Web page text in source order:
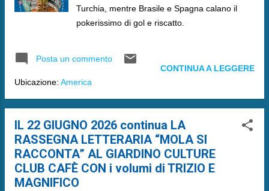
Turchia, mentre Brasile e Spagna calano il
pokerissimo di gol e riscatto.
Posta un commento
Ubicazione: America
CONTINUA A LEGGERE
IL 22 GIUGNO 2026 continua LA
RASSEGNA LETTERARIA “MOLA SI
RACCONTA” AL GIARDINO CULTURE
CLUB CAFÈ CON i volumi di TRIZIO E
MAGNIFICO